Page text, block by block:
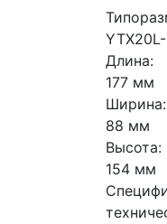
Длина:
177 мм
Ширина:
88 мм
Высота:
154 мм